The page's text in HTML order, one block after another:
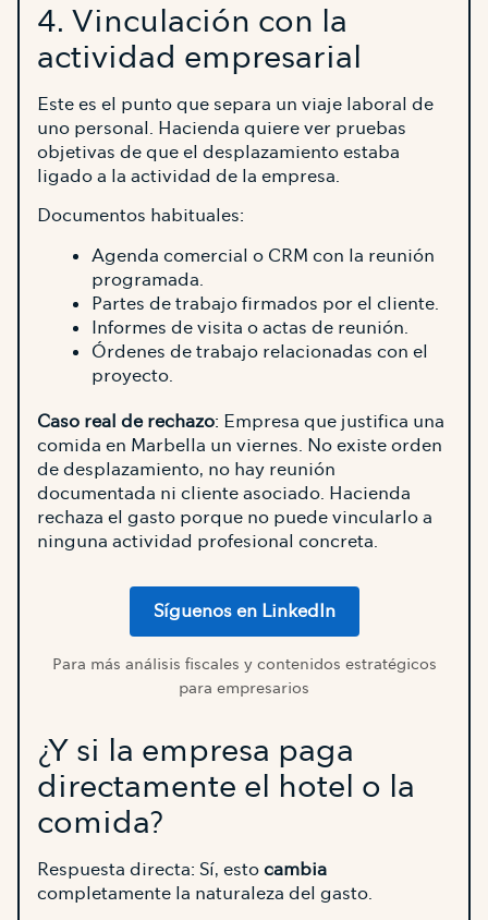
4. Vinculación con la
actividad empresarial
Este es el punto que separa un viaje laboral de
uno personal. Hacienda quiere ver pruebas
objetivas de que el desplazamiento estaba
ligado a la actividad de la empresa.
Documentos habituales:
Agenda comercial o CRM con la reunión
programada.
Partes de trabajo firmados por el cliente.
Informes de visita o actas de reunión.
Órdenes de trabajo relacionadas con el
proyecto.
Caso real de rechazo: Empresa que justifica una
comida en Marbella un viernes. No existe orden
de desplazamiento, no hay reunión
documentada ni cliente asociado. Hacienda
rechaza el gasto porque no puede vincularlo a
ninguna actividad profesional concreta.
Síguenos en LinkedIn
Para más análisis fiscales y contenidos estratégicos
para empresarios
¿Y si la empresa paga
directamente el hotel o la
comida?
Respuesta directa: Sí, estocambia
completamente la naturaleza del gasto.